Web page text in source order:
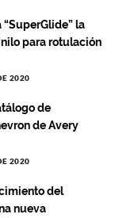
la
para rotulación
2020
de
de Avery
2020
del
nueva